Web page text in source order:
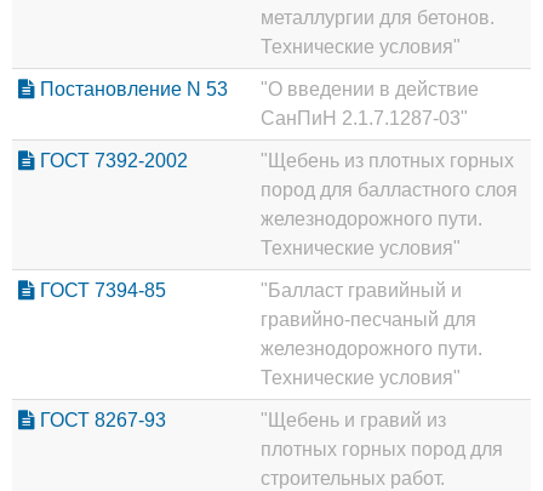
металлургии для бетонов.
Технические условия"
Постановление N 53
"О введении в действие
СанПиН 2.1.7.1287-03"
ГОСТ 7392-2002
"Щебень из плотных горных
пород для балластного слоя
железнодорожного пути.
Технические условия"
ГОСТ 7394-85
"Балласт гравийный и
гравийно-песчаный для
железнодорожного пути.
Технические условия"
ГОСТ 8267-93
"Щебень и гравий из
плотных горных пород для
строительных работ.